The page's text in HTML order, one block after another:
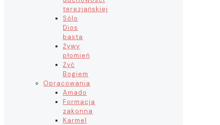
terezjańskiej
Sólo
Dios
basta
Żywy
płomień
Żyć
Bogiem
Opracowania
Amado
Formacja
zakonna
Karmel